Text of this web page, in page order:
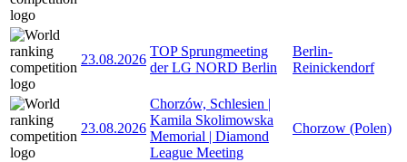
23.08.2026
TOP Sprungmeeting
der LG NORD Berlin
Berlin-
Reinickendorf
23.08.2026
Chorzów, Schlesien |
Kamila Skolimowska
Memorial | Diamond
League Meeting
Chorzow (Polen)